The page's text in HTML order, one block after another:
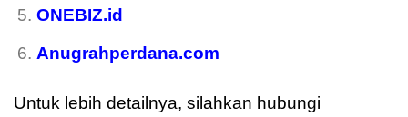
ONEBIZ.id
Anugrahperdana.com
Untuk lebih detailnya, silahkan hubungi